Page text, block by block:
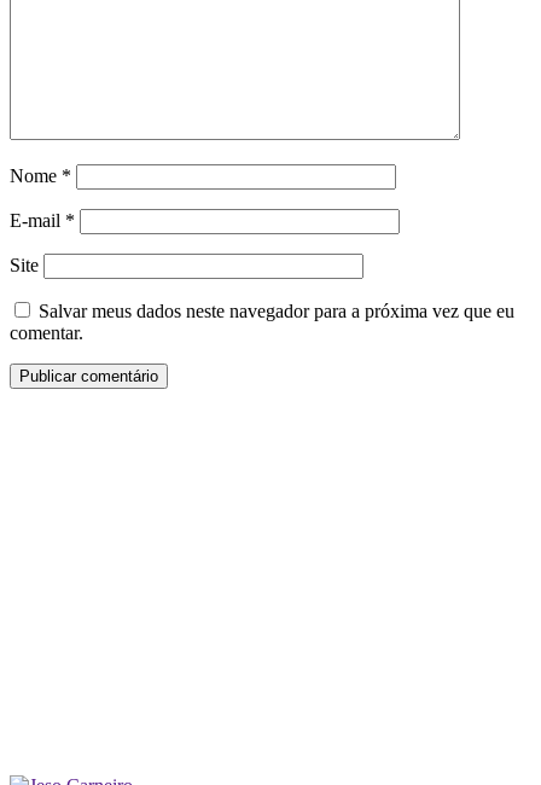
Nome *
E-mail *
Site
Salvar meus dados neste navegador para a próxima vez que eu
comentar.